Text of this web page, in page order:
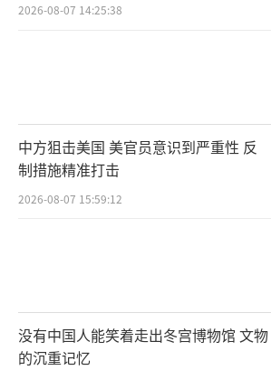
2026-08-07 14:25:38
中方狙击美国 美官员意识到严重性 反
制措施精准打击
2026-08-07 15:59:12
没有中国人能笑着走出冬宫博物馆 文物
的沉重记忆